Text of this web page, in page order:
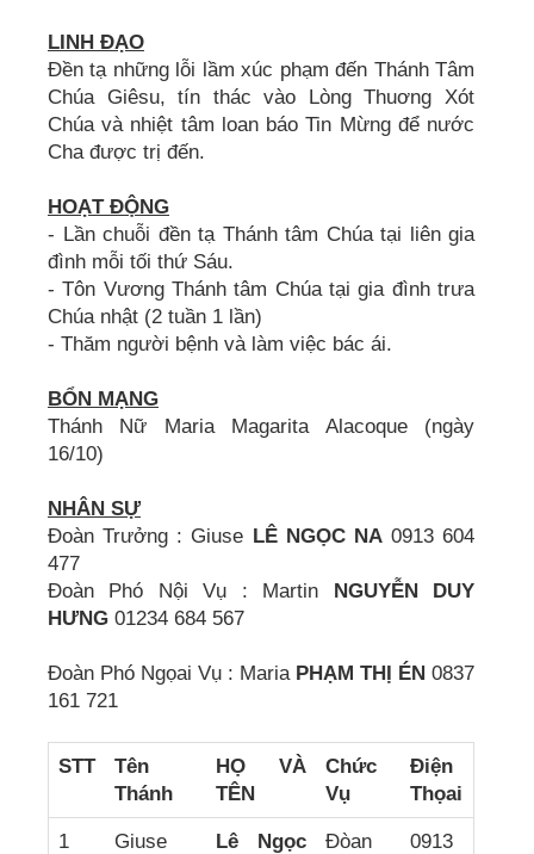
LINH ĐẠO
Đền tạ những lỗi lầm xúc phạm đến Thánh Tâm
Chúa Giêsu, tín thác vào Lòng Thuơng Xót
Chúa và nhiệt tâm loan báo Tin Mừng để nước
Cha được trị đến.
HOẠT ĐỘNG
- Lần chuỗi đền tạ Thánh tâm Chúa tại liên gia
đình mỗi tối thứ Sáu.
- Tôn Vương Thánh tâm Chúa tại gia đình trưa
Chúa nhật (2 tuần 1 lần)
- Thăm người bệnh và làm việc bác ái.
BỔN MẠNG
Thánh Nữ Maria Magarita Alacoque (ngày
16/10)
NHÂN SỰ
Đoàn Trưởng : Giuse LÊ NGỌC NA0913 604
477
Đoàn Phó Nội Vụ : Martin NGUYỄN DUY
HƯNG 01234 684 567
Đoàn Phó Ngọai Vụ : Maria PHẠM THỊ ÉN 0837
161 721
STT
Tên
Thánh
HỌ VÀ
TÊN
Chức
Vụ
Điện
Thọai
1 Giuse
Lê Ngọc
Đòan
0913